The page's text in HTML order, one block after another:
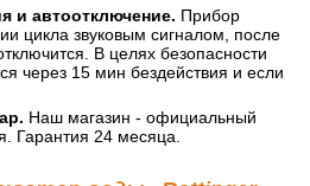
и автоотключение. Прибор
цикла звуковым сигналом, после
В целях безопасности
через 15 мин бездействия и если
Наш магазин - официальный
Гарантия 24 месяца.